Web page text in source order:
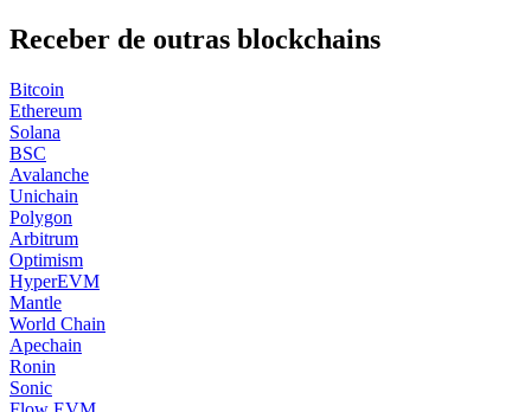
Receber de outras blockchains
Bitcoin
Ethereum
Solana
BSC
Avalanche
Unichain
Polygon
Arbitrum
Optimism
HyperEVM
Mantle
World Chain
Apechain
Ronin
Sonic